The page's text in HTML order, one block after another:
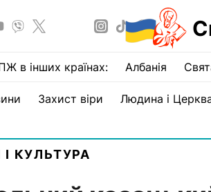
в інших країнах: Албанія
Захист віри Людина і
І КУЛЬТУРА